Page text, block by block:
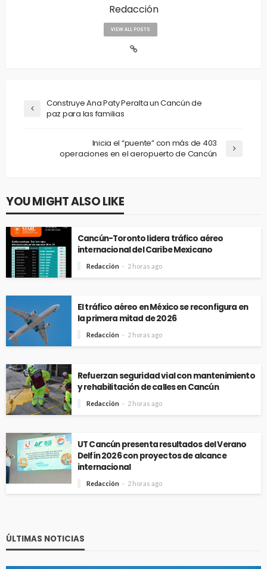
Redacción
VIEW ALL POSTS
Construye Ana Paty Peralta un Cancún de
paz para las familias
Inicia el “puente” con más de 403
operaciones en el aeropuerto de Cancún
YOU MIGHT ALSO LIKE
Cancún-Toronto lidera tráfico aéreo
internacional del Caribe Mexicano
Redacción 2 horas ago
El tráfico aéreo en México se reconfigura en
la primera mitad de 2026
Redacción 2 horas ago
Refuerzan seguridad vial con mantenimiento
y rehabilitación de calles en Cancún
Redacción 2 horas ago
UT Cancún presenta resultados del Verano
Delfín 2026 con proyectos de alcance
internacional
Redacción 2 horas ago
ÚLTIMAS NOTICIAS